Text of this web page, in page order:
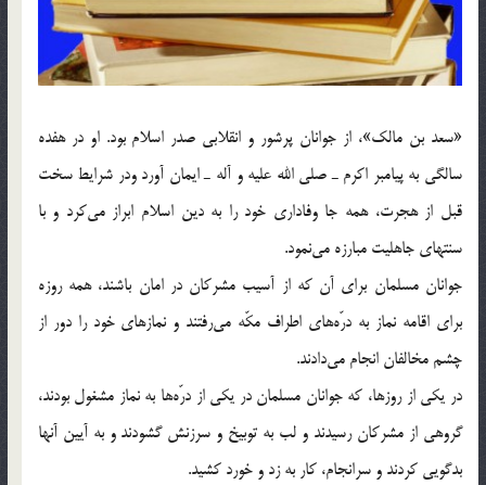
«سعد بن مالك»، از جوانان پرشور و انقلابي صدر اسلام بود. او در هفده
سالگي به پيامبر اكرم ـ صلي الله عليه و آله ـ ايمان آورد ودر شرايط سخت
قبل از هجرت، همه جا وفاداري خود را به دين اسلام ابراز مي‌كرد و با
سنتهاي جاهليت مبارزه مي‌نمود.
جوانان مسلمان براي آن كه از آسيب مشركان در امان باشند، همه روزه
براي اقامه نماز به درّه‌هاي اطراف مكّه مي‌رفتند و نمازهاي خود را دور از
چشم مخالفان انجام مي‌دادند.
در يكي از روزها، كه جوانان مسلمان در يكي از درّه‌ها به نماز مشغول بودند،
گروهي از مشركان رسيدند و لب به توبيخ و سرزنش گشودند و به آيين آنها
بدگويي كردند و سرانجام، كار به زد و خورد كشيد.